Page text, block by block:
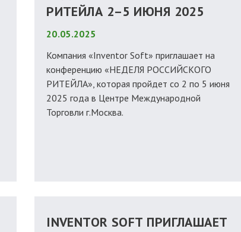
РИТЕЙЛА 2–5 ИЮНЯ 2025
20.05.2025
Компания «Inventor Soft» приглашает на
конференцию «НЕДЕЛЯ РОССИЙСКОГО
РИТЕЙЛА», которая пройдет со 2 по 5 июня
2025 года в Центре Международной
Торговли г.Москва.
INVENTOR SOFT ПРИГЛАШАЕТ